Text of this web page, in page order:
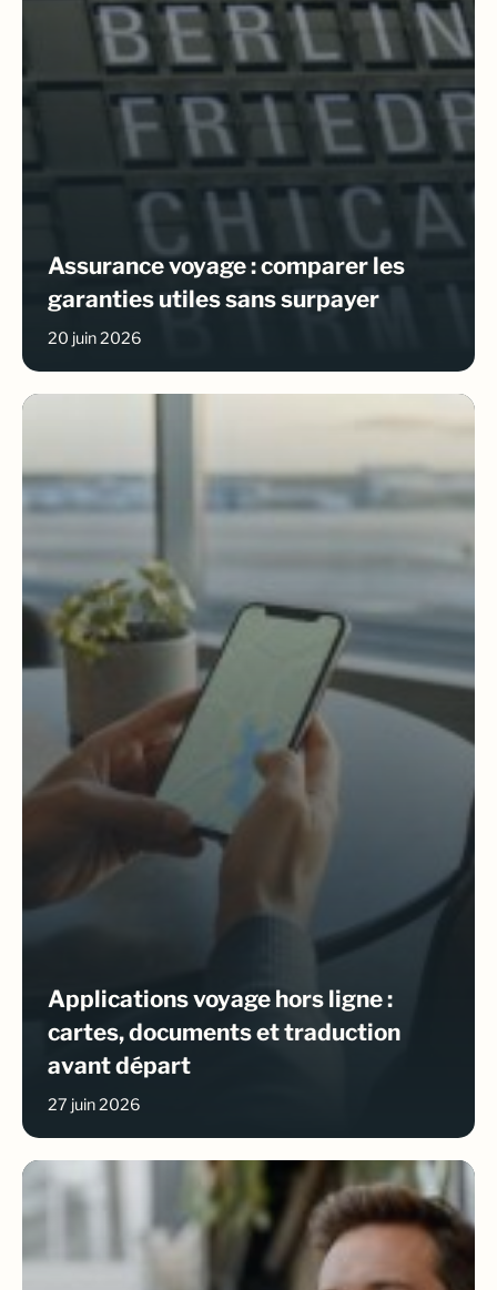
Assurance voyage : comparer les
garanties utiles sans surpayer
20 juin 2026
Applications voyage hors ligne :
cartes, documents et traduction
avant départ
27 juin 2026